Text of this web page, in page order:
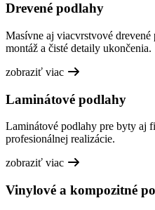
Drevené podlahy
Masívne aj viacvrstvové
montáž a čisté detaily ukončenia.
zobraziť viac
Laminátové podlahy
Laminátové podlahy pre byty aj
profesionálnej realizácie.
zobraziť viac
Vinylové a kompozitné